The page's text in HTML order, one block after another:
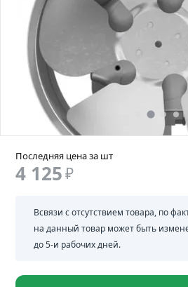
Последняя цена за шт
4 125₽
Всвязи с отсутствием товара, по
на данный товар может быть
до 5-и рабочих дней.